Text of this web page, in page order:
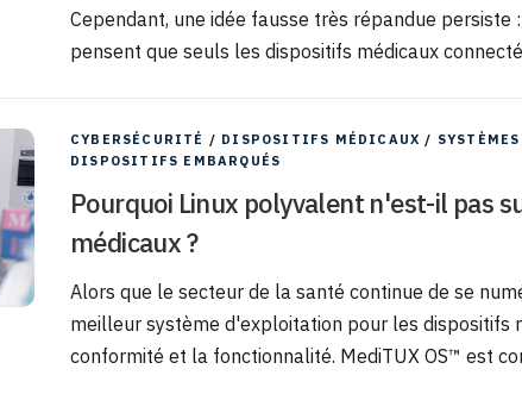
Cependant, une idée fausse très répandue persiste
pensent que seuls les dispositifs médicaux
CYBERSÉCURITÉ / DISPOSITIFS MÉDICAUX /
DISPOSITIFS EMBARQUÉS
Pourquoi Linux polyvalent n'est-il pas
médicaux ?
Alors que le secteur de la santé continue de se
meilleur système d'exploitation pour les dispositifs
conformité et la fonctionnalité. MediTUX OS™ est